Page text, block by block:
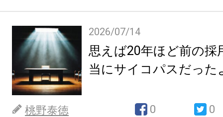
2026/07/14
思えば20年ほど前の採
当にサイコパスだった
桃野泰徳 0 0